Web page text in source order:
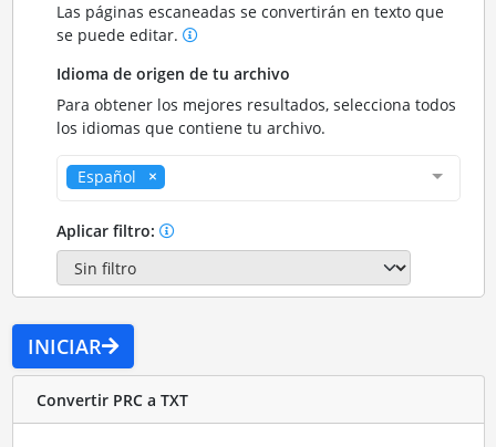
Las páginas escaneadas se convertirán en texto que
se puede editar.
Idioma de origen de tu archivo
Para obtener los mejores resultados, selecciona todos
los idiomas que contiene tu archivo.
Español
Aplicar filtro:
INICIAR
Convertir PRC a TXT